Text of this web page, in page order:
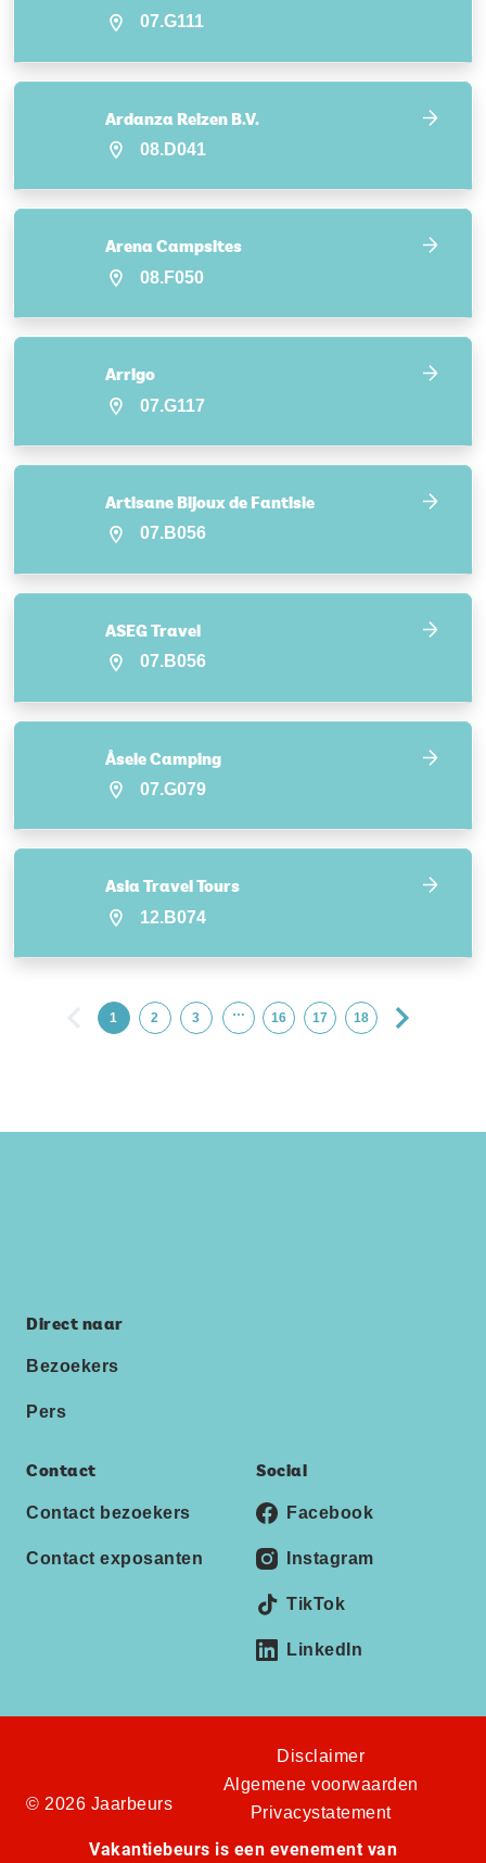
07.G111
Ardanza Reizen B.V.
08.D041
Arena Campsites
08.F050
Arrigo
07.G117
Artisane Bijoux de Fantisie
07.B056
ASEG Travel
07.B056
Åsele Camping
07.G079
Asia Travel Tours
12.B074
1 2 3 … 16 17 18
Direct naar
Bezoekers
Pers
Contact
Contact bezoekers
Contact exposanten
Social
Facebook
Instagram
TikTok
LinkedIn
© 2026 Jaarbeurs
Disclaimer
Algemene voorwaarden
Privacystatement
Vakantiebeurs is een evenement van